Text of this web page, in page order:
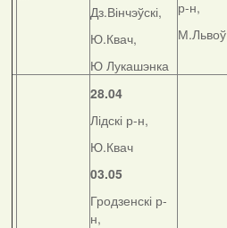
Дз.Вінчэўскі,
Ю.Квач,
Ю Лукашэнка
р-н,
М.Львоў
28.04
Лідскі р-н,
Ю.Квач
03.05
Гродзенскі р-
н,